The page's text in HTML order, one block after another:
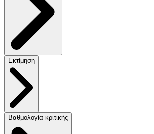
Εκτίμηση
Βαθμολογία κριτικής